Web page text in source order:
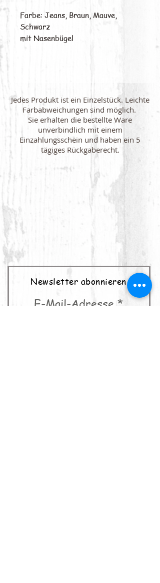
Farbe: Jeans, Braun, Mauve,
Schwarz
mit Nasenbügel
Jedes Produkt ist ein Einzelstück. Leichte
Farbabweichungen sind möglich.
Sie erhalten die bestellte Ware
unverbindlich mit einem
Einzahlungsschein und haben ein 5
tägiges Rückgaberecht.
Newsletter abonnieren
E-Mail-Adresse